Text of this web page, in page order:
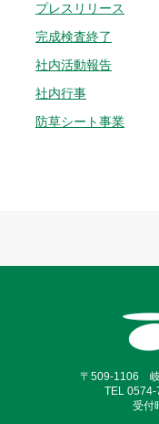
プレスリリース
完成検査終了
社内活動報告
社内行事
防草シート事業
〒509-1106 岐
TEL
受付